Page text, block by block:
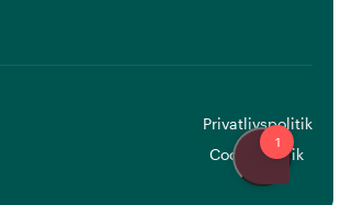
Privatlivspolitik
Cookiepolitik